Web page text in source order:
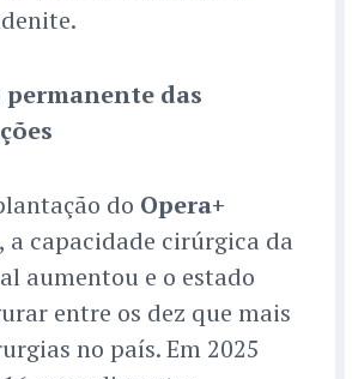
das
do Opera+
, a capacidade cirúrgica da
aumentou e o estado
entre os dez que mais
no país. Em 2025